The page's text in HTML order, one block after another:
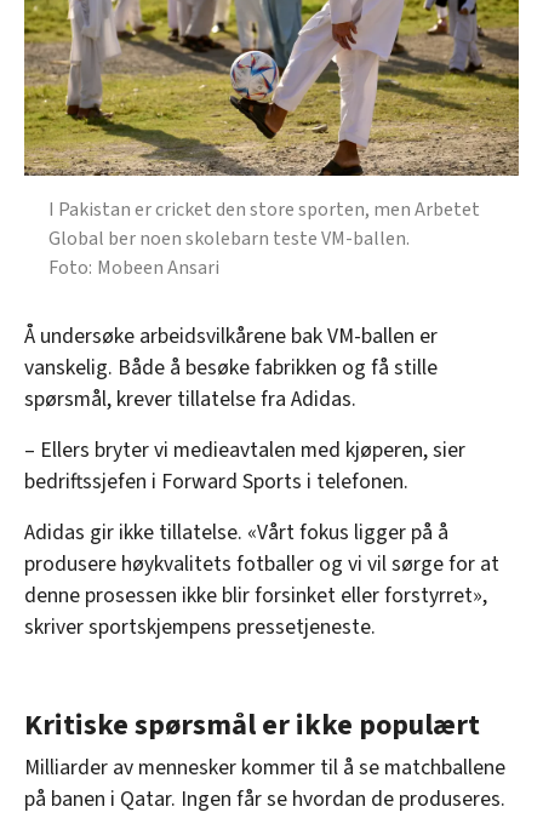
I Pakistan er cricket den store sporten, men Arbetet
Global ber noen skolebarn teste VM-ballen.
Mobeen Ansari
Å undersøke arbeidsvilkårene bak VM-ballen er
vanskelig. Både å besøke fabrikken og få stille
spørsmål, krever tillatelse fra Adidas.
– Ellers bryter vi medieavtalen med kjøperen, sier
bedriftssjefen i Forward Sports i telefonen.
Adidas gir ikke tillatelse. «Vårt fokus ligger på å
produsere høykvalitets fotballer og vi vil sørge for at
denne prosessen ikke blir forsinket eller forstyrret»,
skriver sportskjempens pressetjeneste.
Kritiske spørsmål er ikke populært
Milliarder av mennesker kommer til å se matchballene
på banen i Qatar. Ingen får se hvordan de produseres.